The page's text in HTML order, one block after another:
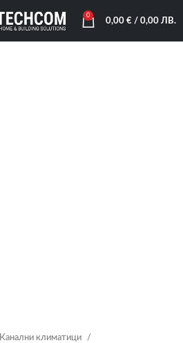
0
0,00 €/ 0,00 ЛВ.
Канални климатици